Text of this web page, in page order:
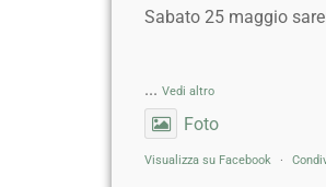
Sabato 25 maggio
... Vedi altro
Foto
Visualizza su Facebook ·